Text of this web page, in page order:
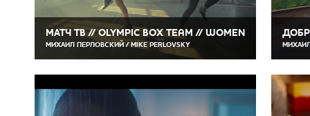
МАТЧ ТВ // OLYMPIC BOX TEAM // WOMEN
МИХАИЛ ПЕРЛОВСКИЙ / MIKE PERLOVSKY МИХАИЛ